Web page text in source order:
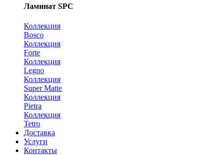
Ламинат SPC
Коллекция
Bosco
Коллекция
Forte
Коллекция
Legno
Коллекция
Super Matte
Коллекция
Pietra
Коллекция
Tetro
Доставка
Услуги
Контакты